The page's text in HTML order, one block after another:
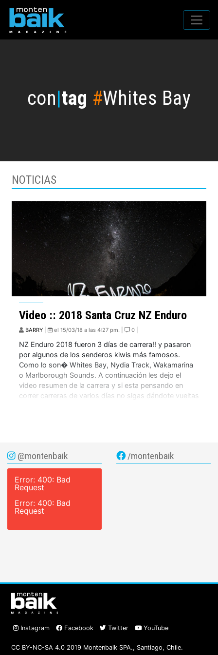
con|tag #Whites Bay
NOTICIAS
Video :: 2018 Santa Cruz NZ Enduro
BARRY el 15/03/18 a las 4:27 pm. | 0 |
NZ Enduro 2018 fueron 3 días de carrera!! y pasaron
por algunos de los senderos kiwis más famosos.
Como lo son� Whites Bay, Nydia Track, Wakamarina
o Marlborough Sounds. A continuación les dejo el
video resumen de la carrera y si esta pensando en
correr carreras de varios días no sigas dándote vueltas
@montenbaik
Error: 400: Bad
Request
Error: 400: Bad
Request
/montenbaik
Instagram Facebook Twitter YouTube
CC BY-NC-SA 4.0 2019 Montenbaik SPA., Santiago, Chile.